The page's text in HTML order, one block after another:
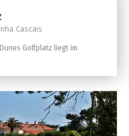
Cascais
Golfplatz liegt im